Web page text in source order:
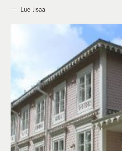
Lue lisää